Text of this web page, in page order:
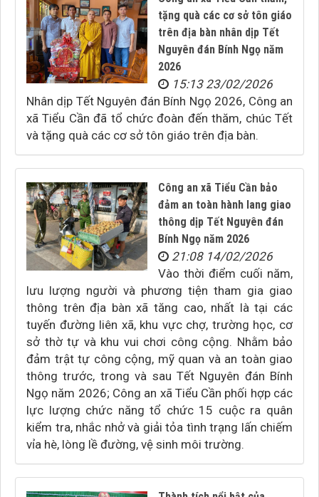
tặng quà các cơ sở tôn giáo
trên địa bàn nhân dịp Tết
Nguyên đán Bính Ngọ năm
2026
15:13 23/02/2026
Nhân dịp Tết Nguyên đán Bính Ngọ 2026, Công an
xã Tiểu Cần đã tổ chức đoàn đến thăm, chúc Tết
và tặng quà các cơ sở tôn giáo trên địa bàn.
Công an xã Tiểu Cần bảo
đảm an toàn hành lang giao
thông dịp Tết Nguyên đán
Bính Ngọ năm 2026
21:08 14/02/2026
Vào thời điểm cuối năm,
lưu lượng người và phương tiện tham gia giao
thông trên địa bàn xã tăng cao, nhất là tại các
tuyến đường liên xã, khu vực chợ, trường học, cơ
sở thờ tự và khu vui chơi công cộng. Nhằm bảo
đảm trật tự công cộng, mỹ quan và an toàn giao
thông trước, trong và sau Tết Nguyên đán Bính
Ngọ năm 2026; Công an xã Tiểu Cần phối hợp các
lực lượng chức năng tổ chức 15 cuộc ra quân
kiểm tra, nhắc nhở và giải tỏa tình trạng lấn chiếm
vỉa hè, lòng lề đường, vệ sinh môi trường.